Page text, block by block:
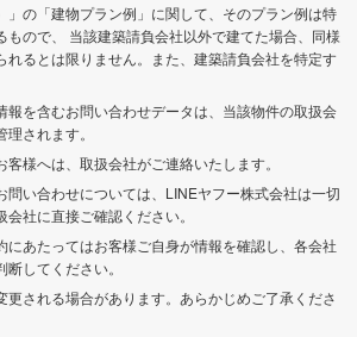
」の「建物プラン例」に関して、そのプラン例は特
もので、 当該建築請負会社以外で建てた場合、同様
れるとは限りません。また、建築請負会社を特定す
報を含むお問い合わせデータは、当該物件の取扱会
されます。
様へは、取扱会社がご連絡いたします。
問い合わせについては、LINEヤフー株式会社は一切
社に直接ご確認ください。
にあたってはお客様ご自身が情報を確認し、各会社
してください。
更される場合があります。あらかじめご了承くださ